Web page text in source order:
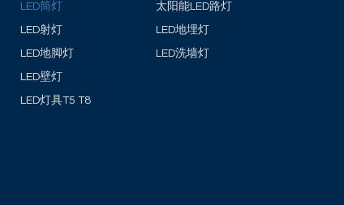
LED筒灯
LED射灯
LED地脚灯
LED壁灯
LED灯具T5 T8
太阳能LED路灯
LED地埋灯
LED洗墙灯